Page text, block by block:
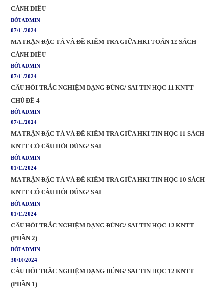
CÁNH DIỀU
BỞI ADMIN
07/11/2024
MA TRẬN ĐẶC TẢ VÀ ĐỀ KIỂM TRA GIỮA HKI TOÁN 12 SÁCH
CÁNH DIỀU
BỞI ADMIN
07/11/2024
CÂU HỎI TRẮC NGHIỆM DẠNG ĐÚNG/ SAI TIN HỌC 11 KNTT
CHỦ ĐỀ 4
BỞI ADMIN
07/11/2024
MA TRẬN ĐẶC TẢ VÀ ĐỀ KIỂM TRA GIỮA HKI TIN HỌC 11 SÁCH
KNTT CÓ CÂU HỎI ĐÚNG/ SAI
BỞI ADMIN
01/11/2024
MA TRẬN ĐẶC TẢ VÀ ĐỀ KIỂM TRA GIỮA HKI TIN HỌC 10 SÁCH
KNTT CÓ CÂU HỎI ĐÚNG/ SAI
BỞI ADMIN
01/11/2024
CÂU HỎI TRẮC NGHIỆM DẠNG ĐÚNG/ SAI TIN HỌC 12 KNTT
(PHẦN 2)
BỞI ADMIN
30/10/2024
CÂU HỎI TRẮC NGHIỆM DẠNG ĐÚNG/ SAI TIN HỌC 12 KNTT
(PHẦN 1)